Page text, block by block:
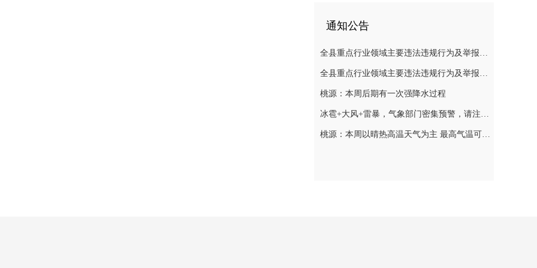
通知公告
全县重点行业领域主要违法违规行为及举报方式通告（五）
全县重点行业领域主要违法违规行为及举报方式通告（二）
桃源：本周后期有一次强降水过程
冰雹+大风+雷暴，气象部门密集预警，请注意防范
桃源：本周以晴热高温天气为主 最高气温可达39℃